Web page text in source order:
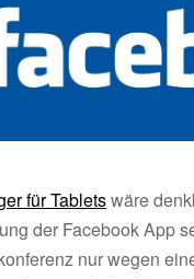
für Tabletswäre
der Facebook App
nur wegen